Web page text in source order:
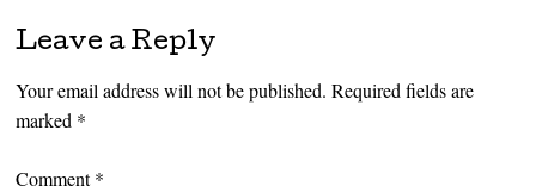
Leave a Reply
Your email address will not be published. Required fields are
marked *
Comment*